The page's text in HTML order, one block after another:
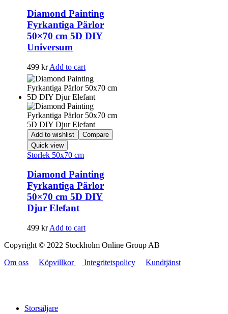
Diamond Painting
Fyrkantiga Pärlor
50×70 cm 5D DIY
Universum
499 kr Add to cart
Add to wishlist
Compare
Quick view
Storlek 50x70 cm
Diamond Painting
Fyrkantiga Pärlor
50×70 cm 5D DIY
Djur Elefant
499 kr Add to cart
Copyright © 2022 Stockholm Online Group AB
Om oss
Köpvillkor Integritetspolicy Kundtjänst
Storsäljare